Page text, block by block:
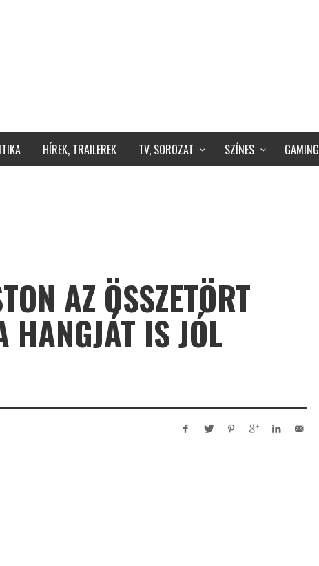
HÍREK, TRAILEREK TV, SOROZAT SZÍNES GAMING
AZ ÖSSZETÖRT
HANGJÁT IS JÓL